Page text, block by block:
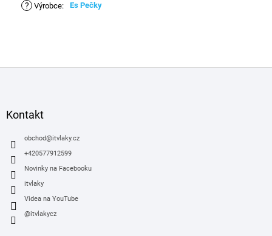
? Výrobce: Es Pečky
Kontakt
obchod@itvlaky.cz
+420577912599
Novinky na Facebooku
itvlaky
Videa na YouTube
@itvlakycz